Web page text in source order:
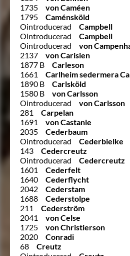
1735
von Caméen
1795
Caménsköld
Ointroducerad
Campbell
Ointroducerad
Campbell
Ointroducerad
von
2137
von Carisien
1877 B
Carleson
1661
Carlheim sedermera
1890 B
Carlsköld
1580 B
von Carlsson
Ointroducerad
von Carlsson
281
Carpelan
1691
von Castanie
2035
Cederbaum
Ointroducerad
Cederbielke
143
Cedercreutz
Ointroducerad
Cedercreutz
1601
Cederfelt
1640
Cederflycht
2042
Cederstam
1688
Cederstolpe
211
Cederström
2041
von Celse
1725
von Christierson
2020
Conradi
68
Creutz